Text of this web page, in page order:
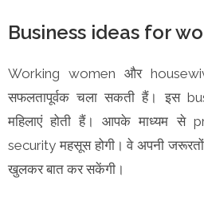
Business ideas for
Working women और
सफलतापूर्वक चला सकती हैं। इस
महिलाएं होती हैं। आपके माध्यम से
security महसूस होगी। वे अपनी
खुलकर बात कर सकेंगी।